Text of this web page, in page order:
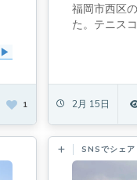
1
福岡市西区
た。テニス
2月 15日
SNSでシェア